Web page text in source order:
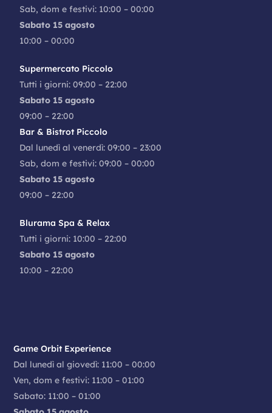
Accessori, Calzature, Pelletteria, Sport
GAME ORBIT
GÈGÈ
Abbigliamento Uomo e Donna, Bambino & Intimo
GEOX
Accessori, Calzature, Pelletteria, Sport
GIARDINO DELLE MERAVIGLIE
GINETTA BURGER
GIORGIA & JOHNS
Abbigliamento Uomo e Donna, Bambino & Intimo
GROM
Ristoranti, Fast Food, Bar
GUESS
Sab, dom e festivi: 10:00 – 00:00
Sabato 15 agosto
10:00 – 00:00
Supermercato Piccolo
Tutti i giorni: 09:00 – 22:00
Sabato 15 agosto
09:00 – 22:00
Bar & Bistrot Piccolo
Dal lunedì al venerdì: 09:00 – 23:00
Sab, dom e festivi: 09:00 – 00:00
Sabato 15 agosto
09:00 – 22:00
Blurama Spa & Relax
Tutti i giorni: 10:00 – 22:00
Sabato 15 agosto
10:00 – 22:00
Game Orbit Experience
Dal lunedì al giovedì: 11:00 – 00:00
Ven, dom e festivi: 11:00 – 01:00
Sabato: 11:00 – 01:00